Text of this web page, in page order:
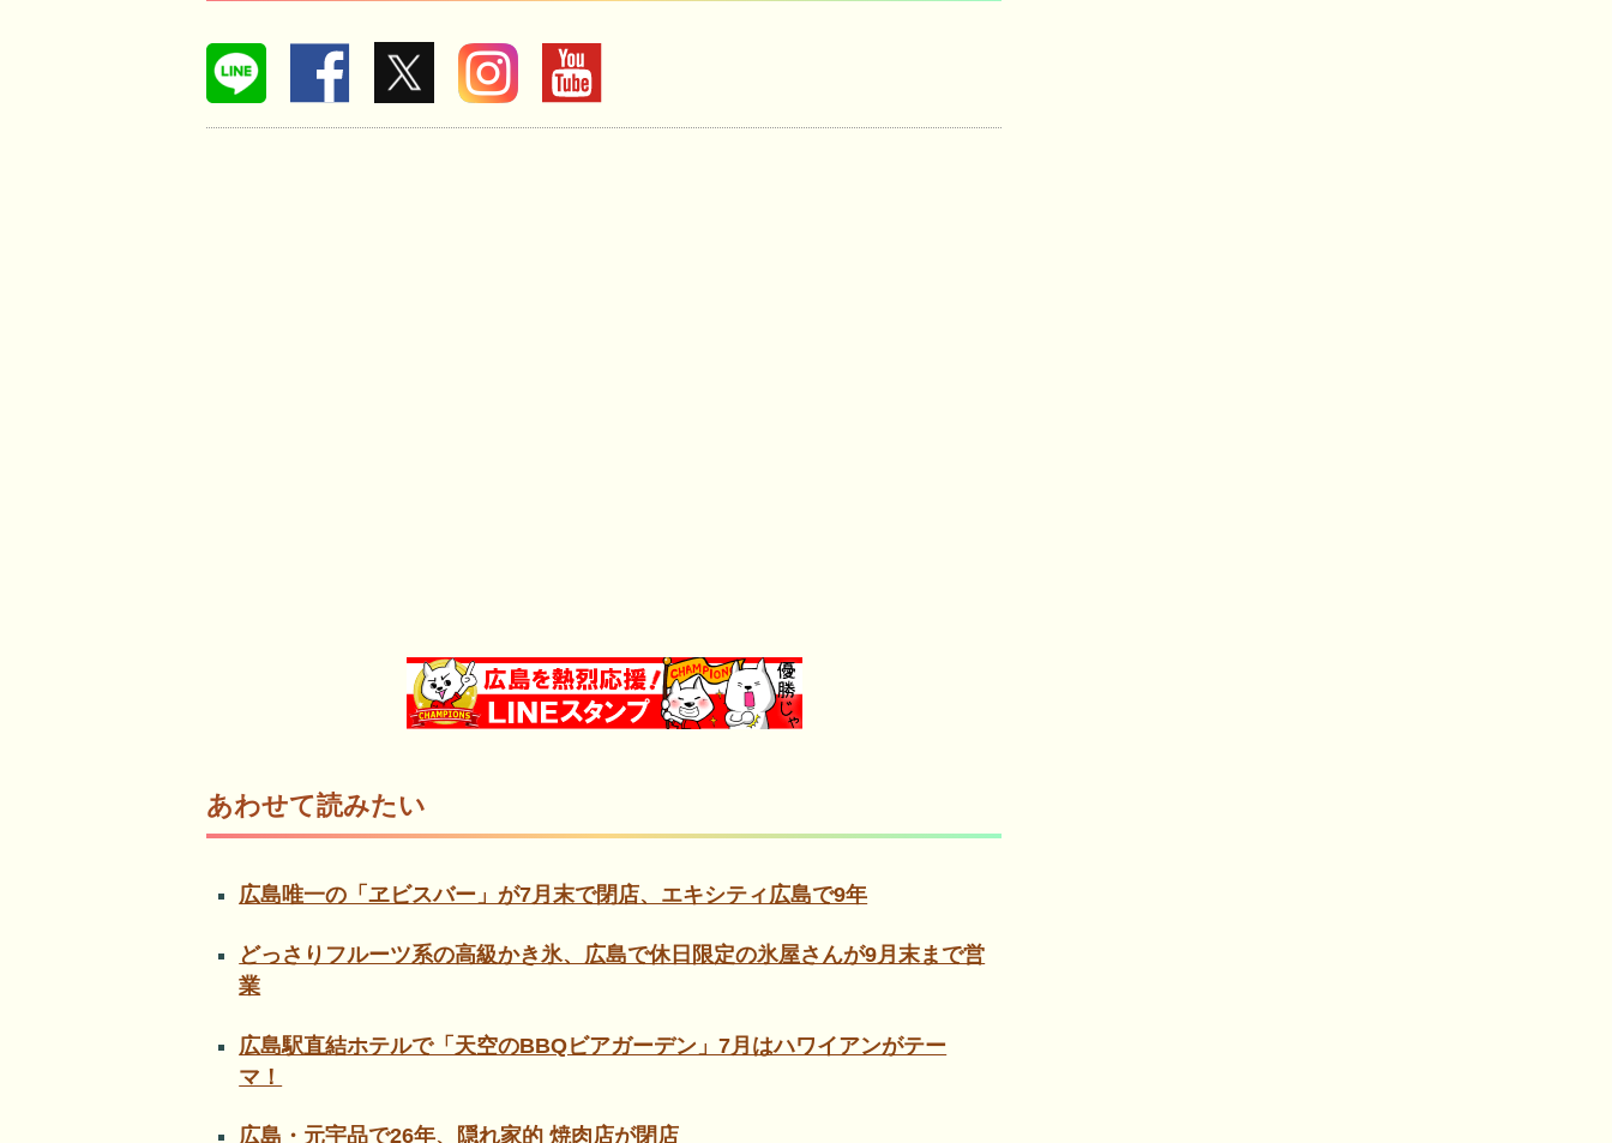
あわせて読みたい
広島唯一の「ヱビスバー」が7月末で閉店、エキシティ広島で9年
どっさりフルーツ系の高級かき氷、広島で休日限定の氷屋さんが9月末まで営
業
広島駅直結ホテルで「天空のBBQビアガーデン」7月はハワイアンがテー
マ！
広島・元宇品で26年、隠れ家的 焼肉店が閉店